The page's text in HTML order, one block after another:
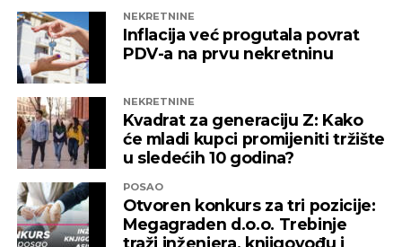
izložena nezabilježenoj diskriminaciji”
saopšteno je iz “Invictusa”.
Kažu i da su sada izloženi potezima koji nemaju bilo
kakve veze sa normalnim poslovanjem i
poštovanjem zakonskih normi, a da ih relevantne
institucije kao savjesnog poslovnog subjekta nisu u
stanju zaštiti, zbog čega moraju priznati da je teško
pronaći adekvatniji odgovor koji ne bi uključivao
ozbiljnije rezove u samoj kompaniji.
NEKRETNINE
Inflacija već progutala povrat
PDV-a na prvu nekretninu
NEKRETNINE
Kvadrat za generaciju Z: Kako
će mladi kupci promijeniti tržište
u sledećih 10 godina?
POSAO
Otvoren konkurs za tri pozicije:
Megagraden d.o.o. Trebinje
traži inženjera, knjigovođu i